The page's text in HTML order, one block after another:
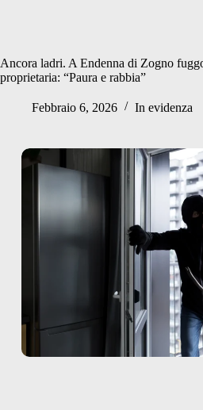
Ancora ladri. A Endenna di Zogno
proprietaria: “Paura e rabbia”
Febbraio 6, 2026 In evidenza